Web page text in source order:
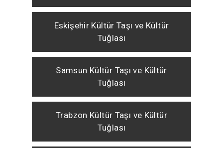
Eskişehir Kültür Taşı ve Kültür
Tuğlası
Samsun Kültür Taşı ve Kültür
Tuğlası
Trabzon Kültür Taşı ve Kültür
Tuğlası